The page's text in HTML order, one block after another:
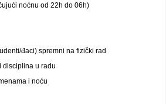
noćnu od 22h do 06h)
đaci) spremni na fizički rad
disciplina u radu
i noću